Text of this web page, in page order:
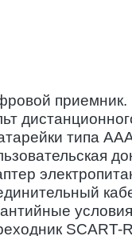
приемник.
типа
SCART-